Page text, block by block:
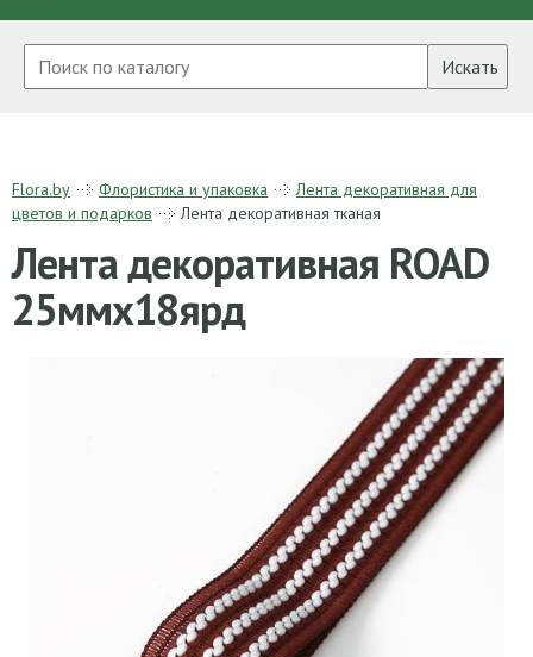
Искать
Flora.by Флористика и упаковка
Лента декоративная для
цветов и подарков
Лента декоративная тканая
Лента декоративная ROAD
25ммх18ярд